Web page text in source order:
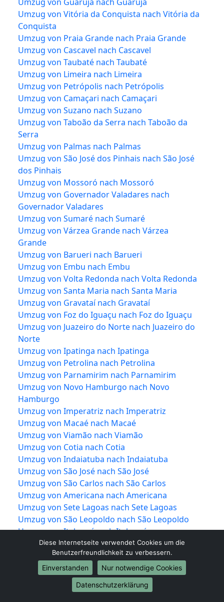
Umzug von Vitória da Conquista nach Vitória da
Conquista
Umzug von Praia Grande nach Praia Grande
Umzug von Cascavel nach Cascavel
Umzug von Taubaté nach Taubaté
Umzug von Limeira nach Limeira
Umzug von Petrópolis nach Petrópolis
Umzug von Camaçari nach Camaçari
Umzug von Suzano nach Suzano
Umzug von Taboão da Serra nach Taboão da
Serra
Umzug von Palmas nach Palmas
Umzug von São José dos Pinhais nach São José
dos Pinhais
Umzug von Mossoró nach Mossoró
Umzug von Governador Valadares nach
Governador Valadares
Umzug von Sumaré nach Sumaré
Umzug von Várzea Grande nach Várzea
Grande
Umzug von Barueri nach Barueri
Umzug von Embu nach Embu
Umzug von Volta Redonda nach Volta Redonda
Umzug von Santa Maria nach Santa Maria
Umzug von Gravataí nach Gravataí
Umzug von Foz do Iguaçu nach Foz do Iguaçu
Umzug von Juazeiro do Norte nach Juazeiro do
Norte
Umzug von Ipatinga nach Ipatinga
Umzug von Petrolina nach Petrolina
Umzug von Parnamirim nach Parnamirim
Umzug von Novo Hamburgo nach Novo
Hamburgo
Umzug von Imperatriz nach Imperatriz
Umzug von Macaé nach Macaé
Umzug von Viamão nach Viamão
Umzug von Cotia nach Cotia
Umzug von Indaiatuba nach Indaiatuba
Umzug von São José nach São José
Umzug von São Carlos nach São Carlos
Umzug von Americana nach Americana
Umzug von Sete Lagoas nach Sete Lagoas
Umzug von São Leopoldo nach São Leopoldo
Umzug von Itaboraí nach Itaboraí
Umzug von Itapevi nach Itapevi
Umzug von Divinópolis nach Divinópolis
Umzug von Jacareí nach Jacareí
Umzug von Colombo nach Colombo
Umzug von Magé nach Magé
Diese Internetseite verwendet Cookies um die
Benutzerfreundlichkeit zu verbessern.
Einverstanden
Nur notwendige Cookies
Datenschutzerklärung